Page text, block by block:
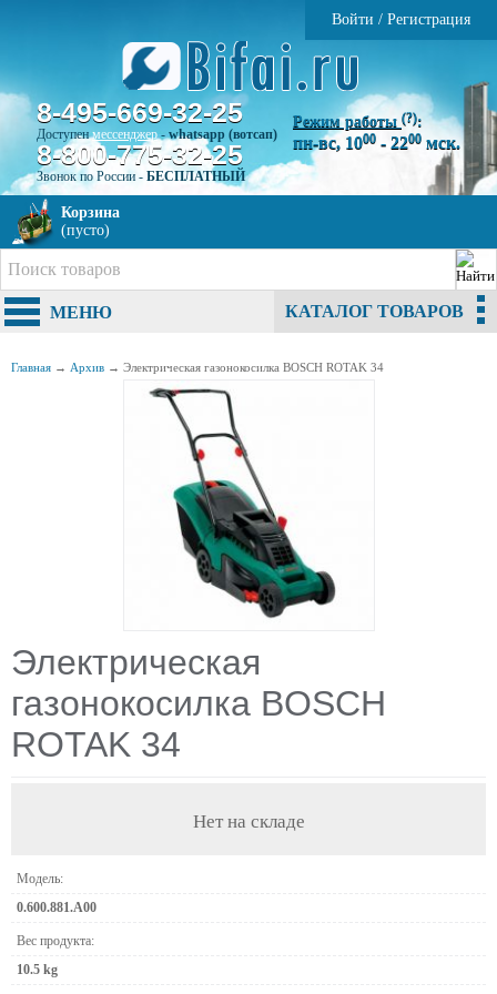
Войти / Регистрация
8-495-669-32-25
Доступенмессенджер-whatsapp (вотсап)
8-800-775-32-25
Звонок по России - БЕСПЛАТНЫЙ
Режим работы (?):
пн-вс, 1000 - 2200 мск.
Корзина
(пусто)
МЕНЮ КАТАЛОГ ТОВАРОВ
Главная → Архив → Электрическая газонокосилка BOSCH ROTAK 34
Электрическая
газонокосилка BOSCH
ROTAK 34
Нет на складе
Модель:
0.600.881.A00
Вес продукта:
10.5 kg